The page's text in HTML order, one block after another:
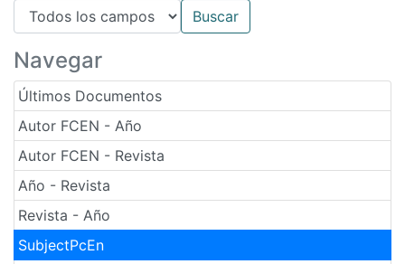
Navegar
Últimos Documentos
Autor FCEN - Año
Autor FCEN - Revista
Año - Revista
Revista - Año
SubjectPcEn